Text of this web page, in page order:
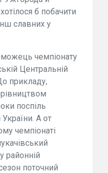
б побачити
славних у
чемпіонату
Центральній
прикладу,
поспіль
А от
чемпіонаті
районній
поточний